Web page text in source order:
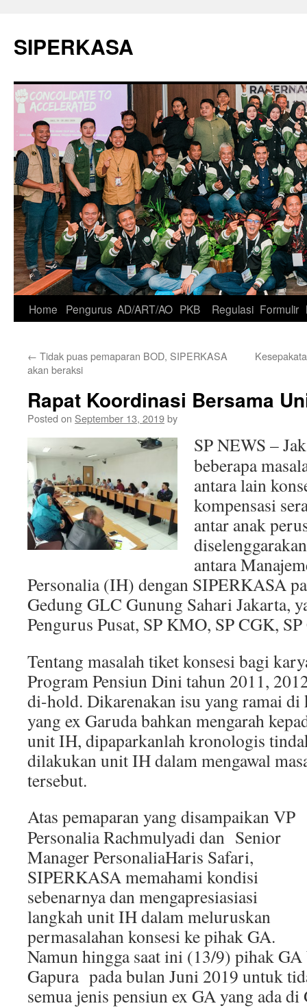
SIPERKASA
Skip
content
Home Pengurus AD/ART/AO PKB Regulasi Formulir
← Tidak puas pemaparan BOD, SIPERKASA
akan beraksi
Rapat Koordinasi Bersama
Posted on September 13, 2019by
SP NEWS –
beberapa
antara lain
kompensasi
antar anak
antara
Personalia (IH) dengan SIPERKASA
Gedung GLC Gunung Sahari Jakarta,
Pengurus Pusat, SP KMO, SP CGK,
Tentang masalah tiket konsesi bagi
Program Pensiun Dini tahun 2011,
di-hold. Dikarenakan isu yang ramai di
yang ex Garuda bahkan mengarah
unit IH, dipaparkanlah kronologis
dilakukan unit IH dalam mengawal
tersebut.
Atas pemaparan yang disampaikan VP
Personalia Rachmulyadi dan Senior
Manager PersonaliaHaris Safari,
SIPERKASA memahami kondisi
sebenarnya dan mengapresiasiasi
langkah unit IH dalam meluruskan
permasalahan konsesi ke pihak GA.
Namun hingga saat ini (13/9) pihak
Gapura pada bulan Juni 2019 untuk
semua jenis pensiun ex GA yang ada di